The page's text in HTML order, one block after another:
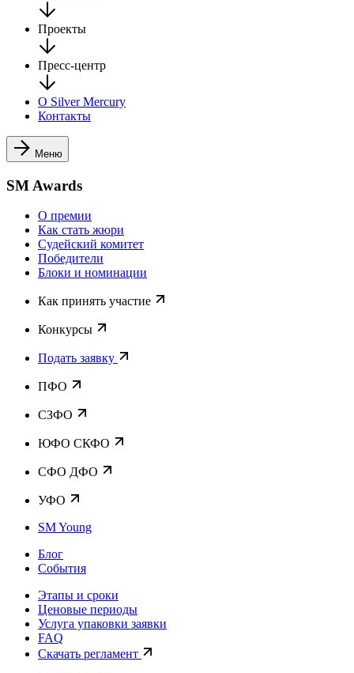
Проекты
Пресс-центр
О Silver Mercury
Контакты
Меню
SM Awards
О премии
Как стать жюри
Судейский комитет
Победители
Блоки и номинации
Как принять участие
Конкурсы
Подать заявку
ПФО
СЗФО
ЮФО СКФО
CФО ДФО
УФО
SM Young
Блог
События
Этапы и сроки
Ценовые периоды
Услуга упаковки заявки
FAQ
Скачать регламент